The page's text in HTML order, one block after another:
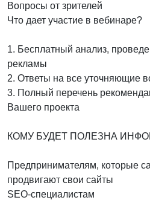
Вопросы от зрителей
Что дает участие в вебинаре?
1. Бесплатный анализ,
рекламы
2. Ответы на все уточняющие
3. Полный перечень
Вашего проекта
КОМУ БУДЕТ ПОЛЕЗНА
Предпринимателям, которые
продвигают свои сайты
SEO-специалистам